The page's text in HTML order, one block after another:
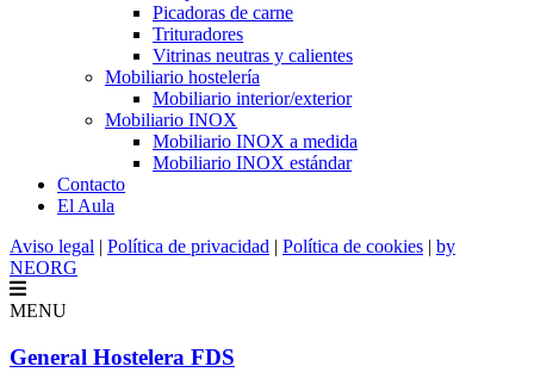
Picadoras de carne
Trituradores
Vitrinas neutras y calientes
Mobiliario hostelería
Mobiliario interior/exterior
Mobiliario INOX
Mobiliario INOX a medida
Mobiliario INOX estándar
Contacto
El Aula
Aviso legal | Política de privacidad | Política de cookies | by
NEORG
MENU
General Hostelera FDS